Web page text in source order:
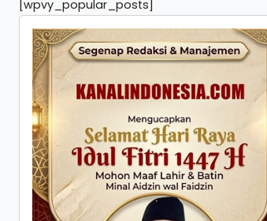
[wpvy_popular_posts]